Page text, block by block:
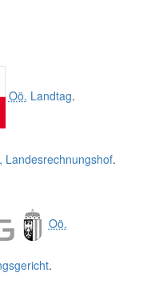
Oö. Landtag.
Landesrechnungshof.
Oö.
.